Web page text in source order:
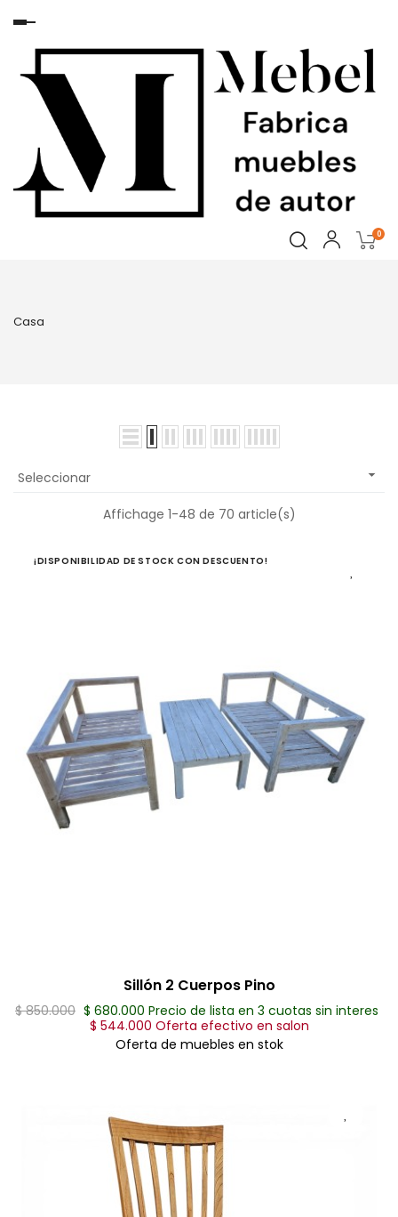
Navegación
de
0
Casa
Seleccionar 
Affichage 1-48 de 70 article(s)
¡DISPONIBILIDAD DE STOCK CON DESCUENTO!
Sillón 2 Cuerpos Pino
$ 850.000 $ 680.000 Precio de lista en 3 cuotas sin interes
$ 544.000 Oferta efectivo en salon
Oferta de muebles en stok